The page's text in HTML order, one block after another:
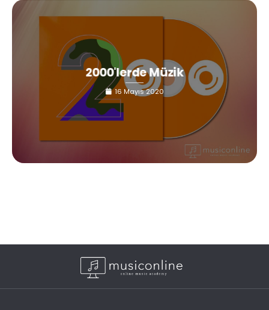
2000'lerde Müzik
16 Mayıs 2020